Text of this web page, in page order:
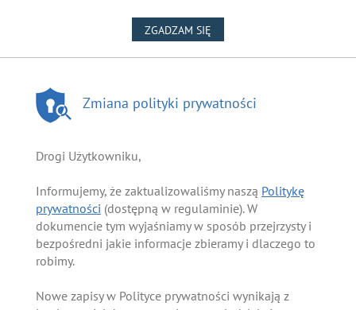
ZGADZAM SIĘ
Zmiana polityki prywatności
Drogi Użytkowniku,
Informujemy, że zaktualizowaliśmy naszą Politykę
prywatności (dostępną w regulaminie). W
dokumencie tym wyjaśniamy w sposób przejrzysty i
bezpośredni jakie informacje zbieramy i dlaczego to
robimy.
Nowe zapisy w Polityce prywatności wynikają z